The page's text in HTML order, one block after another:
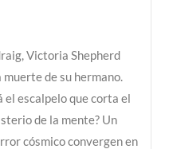
Victoria Shepherd
de su hermano.
el escalpelo que corta el
de la mente? Un
cósmico convergen en